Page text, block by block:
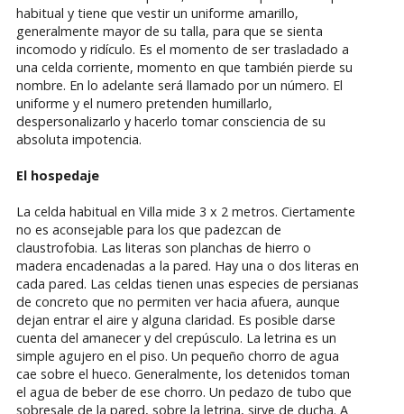
habitual y tiene que vestir un uniforme amarillo,
generalmente mayor de su talla, para que se sienta
incomodo y ridículo. Es el momento de ser trasladado a
una celda corriente, momento en que también pierde su
nombre. En lo adelante será llamado por un número. El
uniforme y el numero pretenden humillarlo,
despersonalizarlo y hacerlo tomar consciencia de su
absoluta impotencia.
El hospedaje
La celda habitual en Villa mide 3 x 2 metros. Ciertamente
no es aconsejable para los que padezcan de
claustrofobia. Las literas son planchas de hierro o
madera encadenadas a la pared. Hay una o dos literas en
cada pared. Las celdas tienen unas especies de persianas
de concreto que no permiten ver hacia afuera, aunque
dejan entrar el aire y alguna claridad. Es posible darse
cuenta del amanecer y del crepúsculo. La letrina es un
simple agujero en el piso. Un pequeño chorro de agua
cae sobre el hueco. Generalmente, los detenidos toman
el agua de beber de ese chorro. Un pedazo de tubo que
sobresale de la pared, sobre la letrina, sirve de ducha. A